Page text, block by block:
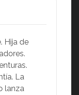
Hija de
La
lanza